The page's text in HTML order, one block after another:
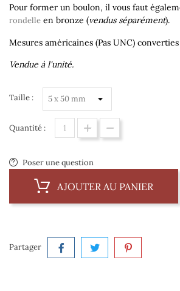
Pour former un boulon, il vous faut
rondelle en bronze (vendus séparément).
Mesures américaines (Pas UNC)
Vendue à l'unité.
Taille :
Quantité :
Poser une question
AJOUTER AU PANIER
Partager